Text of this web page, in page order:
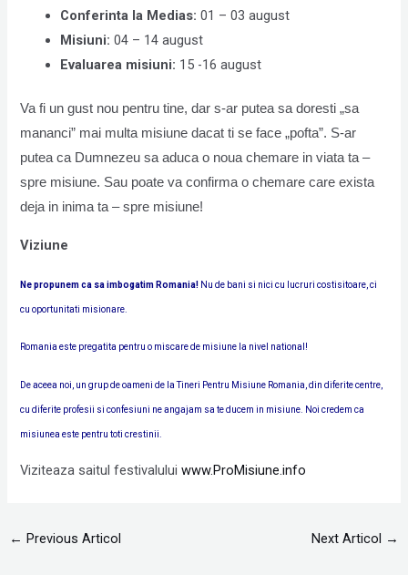
Conferinta la Medias: 01 – 03 august
Misiuni: 04 – 14 august
Evaluarea misiuni: 15 -16 august
Va fi un gust nou pentru tine, dar s-ar putea sa doresti „sa
mananci” mai multa misiune dacat ti se face „pofta”. S-ar
putea ca Dumnezeu sa aduca o noua chemare in viata ta –
spre misiune. Sau poate va confirma o chemare care exista
deja in inima ta – spre misiune!
Viziune
Ne propunem ca sa imbogatim Romania! Nu de bani si nici cu lucruri costisitoare, ci
cu oportunitati misionare.
Romania este pregatita pentru o miscare de misiune la nivel national!
De aceea noi, un grup de oameni de la Tineri Pentru Misiune Romania, din diferite centre,
cu diferite profesii si confesiuni ne angajam sa te ducem in misiune. Noi credem ca
misiunea este pentru toti crestinii.
Viziteaza saitul festivaluluiwww.ProMisiune.info
← Previous Articol Next Articol →